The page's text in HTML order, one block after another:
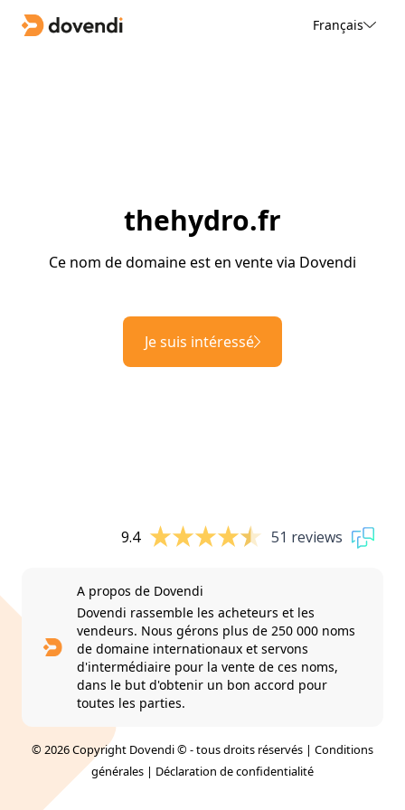
Français
thehydro.fr
Ce nom de domaine est en vente via Dovendi
Je suis intéressé
9.4 51 reviews
A propos de Dovendi
Dovendi rassemble les acheteurs et les
vendeurs. Nous gérons plus de 250 000 noms
de domaine internationaux et servons
d'intermédiaire pour la vente de ces noms,
dans le but d'obtenir un bon accord pour
toutes les parties.
© 2026 Copyright Dovendi © - tous droits réservés | Conditions
générales | Déclaration de confidentialité